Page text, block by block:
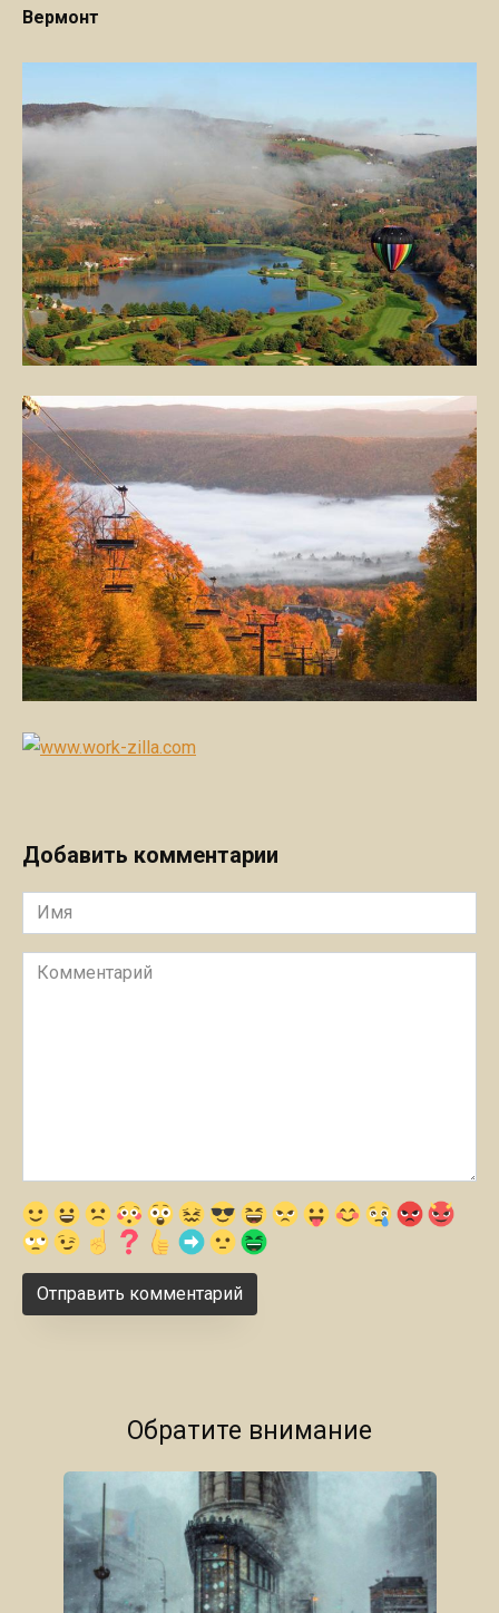
Вермонт
Добавить комментарии
Имя
Комментарий
Обратите внимание